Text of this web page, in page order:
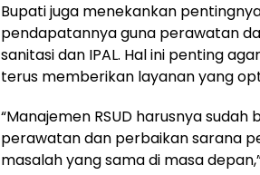
Bupati juga menekankan
pendapatannya guna perawatan
sanitasi dan IPAL. Hal ini penting
terus memberikan layanan yang
“Manajemen RSUD harusnya
perawatan dan perbaikan sarana
masalah yang sama di masa